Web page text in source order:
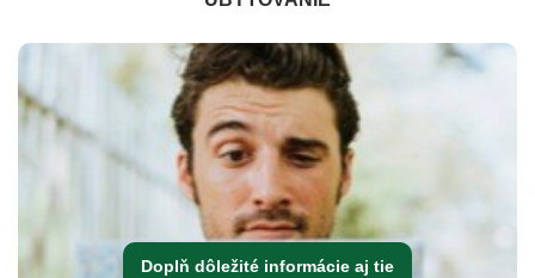
Doplň dôležité informácie aj tie